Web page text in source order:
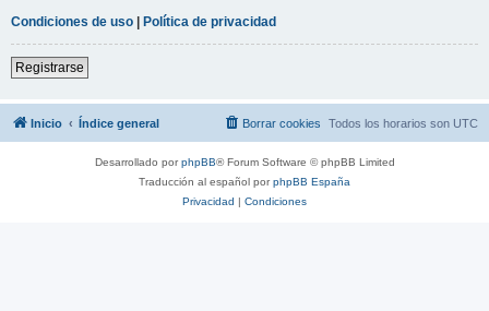
Condiciones de uso | Política de privacidad
Registrarse
Inicio Índice general Todos los horarios son UTC
Borrar cookies
Desarrollado porphpBB® Forum Software © phpBB Limited
Traducción al español porphpBB España
Privacidad | Condiciones